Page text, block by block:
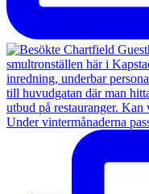
Under vintermånaderna